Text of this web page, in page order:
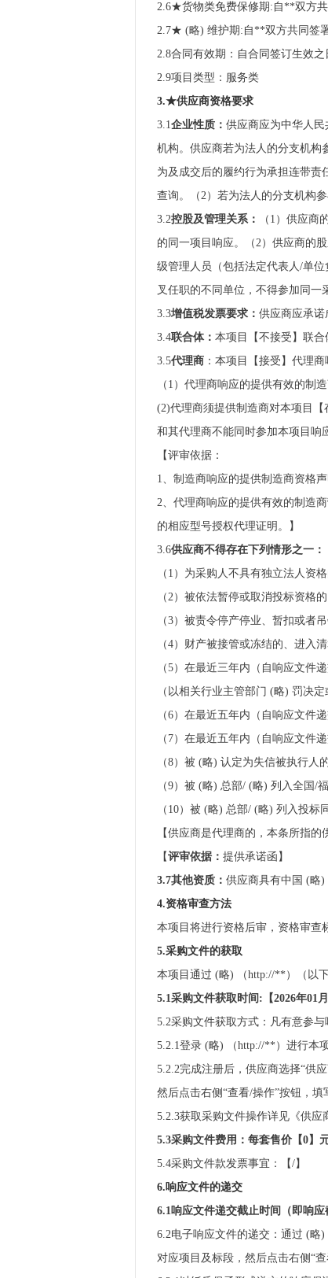
2.6★货物类免费保修期:自**双方
2.7★ (略) 维护期:自**双方共同签
2.8合同有效期：自合同签订生效
2.9项目类型：服务类
3.★供应商资格要求
3.1企业性质： 供应商应为中华人
机构。供应商若为法人的分支机构
为及成交后的履约行为承担连带责
查询。（2）若为法人的分支机构
3.2控股及管理关系：
（1）供应
的同一项目响应。（2）供应商的
级管理人员（包括法定代表人/单
叉任职的不同单位，不得参加同一
3.3增值税发票要求： 供应商应承诺
3.4联合体： 本项目【不接受】联合
3.5代理商 ：本项目【接受】代理
（1）代理商响应的提供有效的制
(2)代理商须提供制造商对本项目
和其代理商不能同时参加本项目响
【评审依据：
1、制造商响应的提供制造商资格声
2、代理商响应的提供有效的制造
的相应型号授权代理证明。】
3.6供应商不得存在下列情形之一：
（1）为采购人不具有独立法人资
（2）被依法暂停或取消投标资格的
（3）被责令停产停业、暂扣或者
（4）财产被接管或冻结的、进入
（5）在最近三年内（自响应文件
（以相关行业主管部门 (略) 罚决
（6）在最近五年内（自响应文件
（7）在最近五年内（自响应文件
（8）被 (略) 认定为失信被执行人
（9）被 (略) 总部/ (略) 列入全国/
（10）被 (略) 总部/ (略) 列入投标
【供应商是代理商的，本条所指的
【评审依据： 提供承诺函】
3.7其他资质： 供应商具有中国 (略)
4.资格审查方法
本项目将进行资格后审，资格审查
5.采购文件的获取
本项目通过 (略) （http://**）（以
5.1采购文件获取时间: 【2026年01
5.2采购文件获取方式：凡有意参
5.2.1登录 (略) （http://**）进行本
5.2.2完成注册后，供应商选择“供
然后点击右侧“查看/操作”按钮，
5.2.3获取采购文件操作详见《供应
5.3采购文件费用：每套售价【0】
5.4采购文件款发票事宜：【/】
6.响应文件的递交
6.1响应文件递交截止时间（即响应
6.2电子响应文件的递交：通过 (略
对应项目及标段，然后点击右侧“